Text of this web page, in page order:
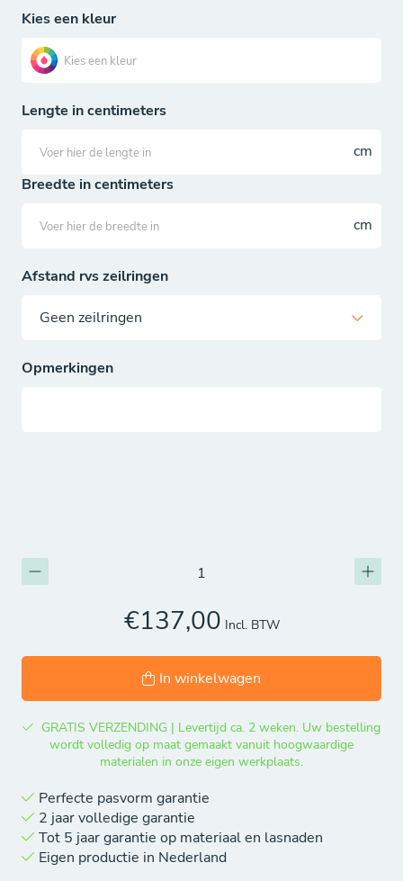
Kies een kleur
Lengte in centimeters
Breedte in centimeters
Afstand rvs zeilringen
Opmerkingen
€137,00 Incl. BTW
In winkelwagen
GRATIS VERZENDING | Levertijd ca. 2 weken. Uw bestelling
wordt volledig op maat gemaakt vanuit hoogwaardige
materialen in onze eigen werkplaats.
Perfecte pasvorm garantie
2 jaar volledige garantie
Tot 5 jaar garantie op materiaal en lasnaden
Eigen productie in Nederland